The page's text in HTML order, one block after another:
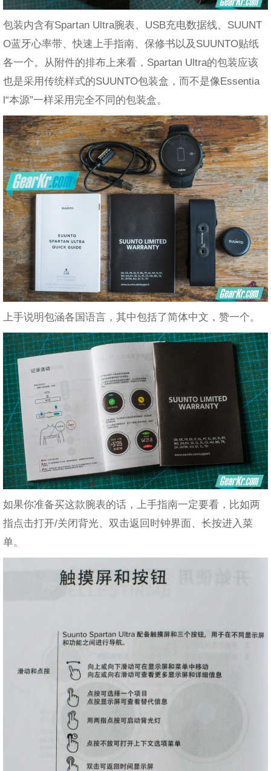
包装内含有Spartan Ultra腕表、USB充电数据线、SUUNT
O蓝牙心率带、快速上手指南、保修书以及SUUNTO贴纸
各一个。从附件的排布上来看，Spartan Ultra的包装应该
也是采用传统样式的SUUNTO包装盒，而不是像Essentia
l“本源”一样采用完全不同的包装盒。
上手说明包涵各国语言，其中包括了简体中文，赞一个。
如果你准备买这款腕表的话，上手指南一定要看，比如两
指点击打开/关闭背光、双击返回时钟界面、长按进入菜
单。